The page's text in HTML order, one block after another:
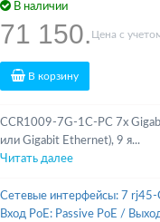
В наличии
71 150. Цена с
В корзину
CCR1009-7G-1C-PC 7x
или Gigabit Ethernet), 9 я...
Читать далее
Сетевые интерфейсы: 7 rj45-
Вход PoE: Passive PoE /